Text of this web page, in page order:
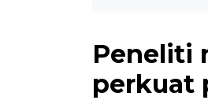
Peneliti
perkuat